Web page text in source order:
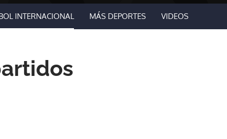
INTERNACIONAL MÁS DEPORTES VIDEOS